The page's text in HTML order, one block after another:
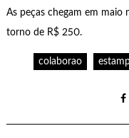
As peças chegam em maio
torno de R$ 250.
colaborao